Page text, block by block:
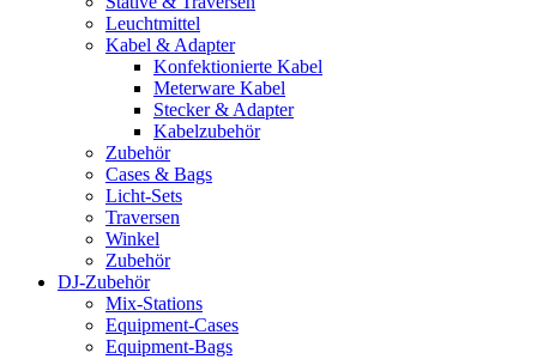
Leuchtmittel
Kabel & Adapter
Konfektionierte Kabel
Meterware Kabel
Stecker & Adapter
Kabelzubehör
Zubehör
Cases & Bags
Licht-Sets
Traversen
Winkel
Zubehör
DJ-Zubehör
Mix-Stations
Equipment-Cases
Equipment-Bags